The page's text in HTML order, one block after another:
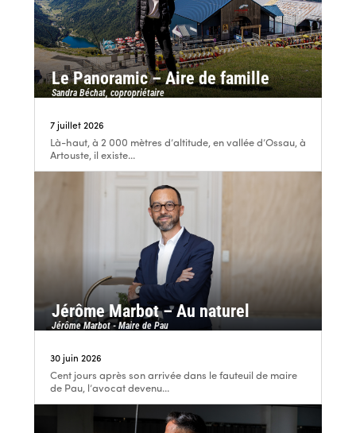
Le Panoramic – Aire de famille
Sandra Béchat, copropriétaire
7 juillet 2026
Là-haut, à 2 000 mètres d’altitude, en vallée d’Ossau, à
Artouste, il existe...
Jérôme Marbot – Au naturel
Jérôme Marbot - Maire de Pau
30 juin 2026
Cent jours après son arrivée dans le fauteuil de maire
de Pau, l’avocat devenu...